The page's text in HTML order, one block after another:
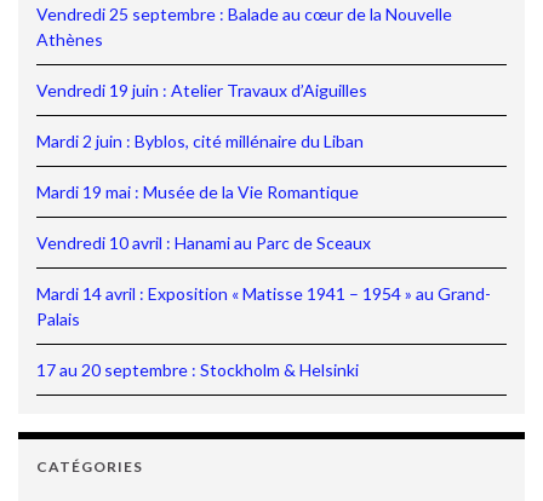
Vendredi 25 septembre : Balade au cœur de la Nouvelle
Athènes
Vendredi 19 juin : Atelier Travaux d’Aiguilles
Mardi 2 juin : Byblos, cité millénaire du Liban
Mardi 19 mai : Musée de la Vie Romantique
Vendredi 10 avril : Hanami au Parc de Sceaux
Mardi 14 avril : Exposition « Matisse 1941 – 1954 » au Grand-
Palais
17 au 20 septembre : Stockholm & Helsinki
CATÉGORIES